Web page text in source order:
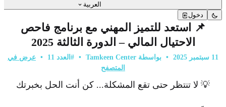
العربية
دخول
📌 استعد للتميز المهني مع برنامج فاحص
الاحتيال المالي – الدورة الثالثة 2025
11 سبتمبر 2025 • بواسطة Tamkeen Center • #العدد 11 • عرض في
المتصفح
💡 لا تنتظر حتى تقع المشكلة... كن أنت الحل بخبرتك